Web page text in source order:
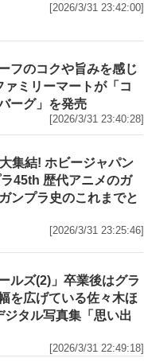
[2026/3/31 23:42:00]
フのコクや旨みを感じ
ミリーマートが「コ
ーグ」を発売
[2026/3/31 23:40:28]
集結! ホビージャパン
45th 歴代アニメのガ
ンプラ史のこれまでと
[2026/3/31 23:25:46]
ルズ(2)」卒業後はグラ
を広げている佐々木ほ
タル写真集「思い出
[2026/3/31 22:49:18]